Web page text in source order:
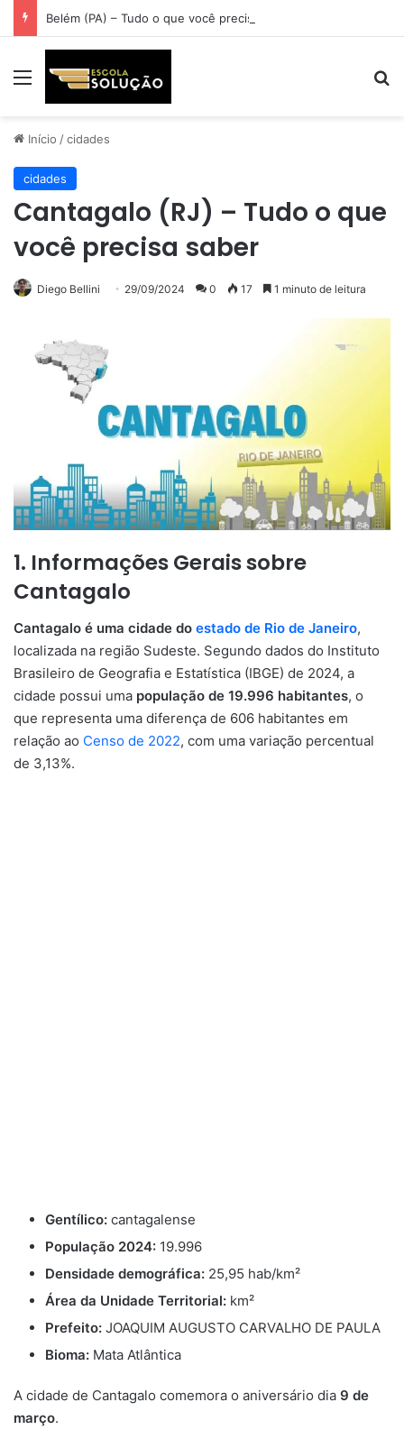
Belém (PA) – Tudo o que você precisa saber
Menu
Início /cidades
cidades
Cantagalo (RJ) – Tudo o que
você precisa saber
Diego Bellini 29/09/2024 0 17 1 minuto de leitura
1. Informações Gerais sobre
Cantagalo
Cantagalo é uma cidade do estado de Rio de Janeiro,
localizada na região Sudeste. Segundo dados do Instituto
Brasileiro de Geografia e Estatística (IBGE) de 2024, a
cidade possui uma população de 19.996 habitantes, o
que representa uma diferença de 606 habitantes em
relação ao Censo de 2022, com uma variação percentual
de 3,13%.
Gentílico: cantagalense
População 2024: 19.996
Densidade demográfica: 25,95 hab/km²
Área da Unidade Territorial: km²
Prefeito: JOAQUIM AUGUSTO CARVALHO DE PAULA
Bioma: Mata Atlântica
A cidade de Cantagalo comemora o aniversário dia 9 de
março.